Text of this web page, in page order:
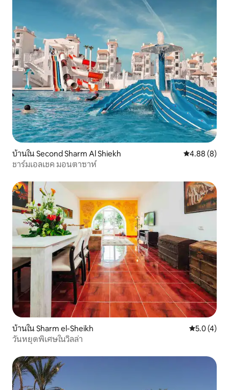
บ้านใน Second Sharm Al Shiekh คะแนนเฉลี่ย
4.88 (8)
ชาร์มเอลเชค มอนตาซาห์
บ้านใน Sharm el-Sheikh คะแนนเฉลี่
5.0 (4)
วันหยุดพิเศษในวิลล่า